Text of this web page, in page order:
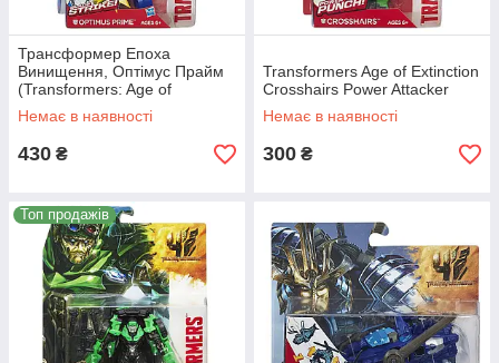
Трансформер Епоха
Винищення, Оптімус Прайм
(Transformers: Age of
Extinction Power Attacker )
Немає в наявності
430 ₴
Transformers Age of Extinction
Crosshairs Power Attacker
Немає в наявності
300 ₴
Топ продажів